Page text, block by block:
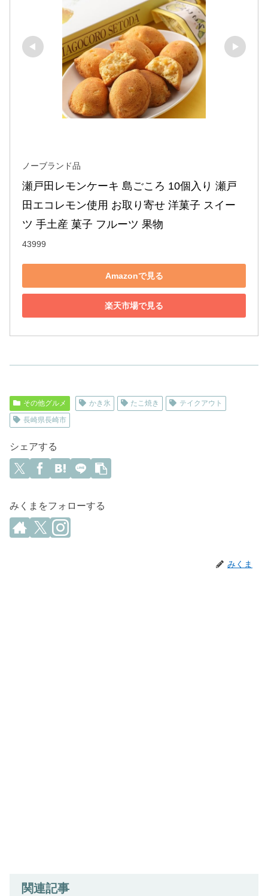
ノーブランド品
瀬戸田レモンケーキ 島ごころ 10個入り 瀬戸
田エコレモン使用 お取り寄せ 洋菓子 スイー
ツ 手土産 菓子 フルーツ 果物
43999
Amazonで見る
楽天市場で見る
その他グルメ かき氷 たこ焼き
テイクアウト
長崎県長崎市
シェアする
みくまをフォローする
みくま
関連記事